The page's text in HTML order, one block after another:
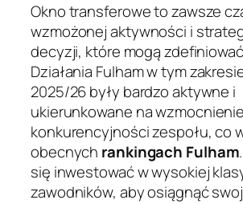
Okno transferowe to zawsze
wzmożonej aktywności i
decyzji, które mogą
Działania Fulham w tym
2025/26 były bardzo aktywne i
ukierunkowane na wzmocnienie
konkurencyjności zespołu, co
obecnych rankingach Fulham
się inwestować w wysokiej
zawodników, aby osiągnąć